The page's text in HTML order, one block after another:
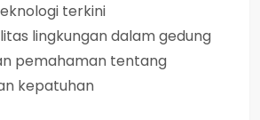
terkini
lingkungan dalam gedung
pemahaman tentang
kepatuhan